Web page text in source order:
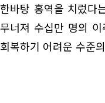
한바탕 홍역을 치렀다
무너져 수십만 명의
회복하기 어려운 수준